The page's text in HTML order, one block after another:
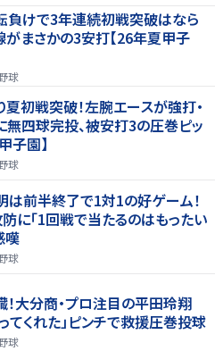
負けで3年連続初戦突破はなら
まさかの3安打【26年夏甲子
球
初戦突破！左腕エースが強打・
四球完投、被安打3の圧巻ピッ
子園】
球
前半終了で1対1の好ゲーム！
に「1回戦で当たるのはもったい
嘆
球
！大分商・プロ注目の平田玲翔
てくれた」ピンチで救援圧巻投球
球